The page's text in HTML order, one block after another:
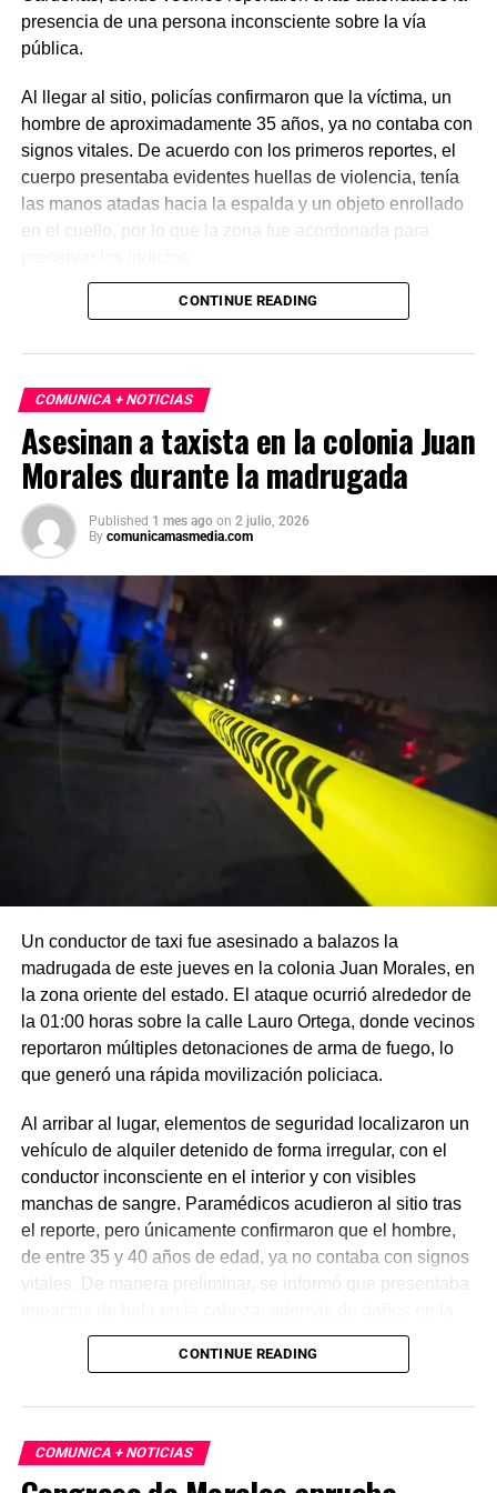
presencia de una persona inconsciente sobre la vía
pública.
Al llegar al sitio, policías confirmaron que la víctima, un
hombre de aproximadamente 35 años, ya no contaba con
signos vitales. De acuerdo con los primeros reportes, el
cuerpo presentaba evidentes huellas de violencia, tenía
las manos atadas hacia la espalda y un objeto enrollado
en el cuello, por lo que la zona fue acordonada para
Las primeras investigaciones apuntan a que el hombre
madrugada. Personal de la Fiscalía y del Servicio Médico
Forense realizó el levantamiento del cuerpo e inició la
carpeta de investigación correspondiente para esclarecer
este homicidio.
CONTINUE READING
COMUNICA + NOTICIAS
Asesinan a taxista en la colonia Juan
Morales durante la madrugada
Published 1 mes ago on 2 julio, 2026
By comunicamasmedia.com
Un conductor de taxi fue asesinado a balazos la
madrugada de este jueves en la colonia Juan Morales, en
la zona oriente del estado. El ataque ocurrió alrededor de
la 01:00 horas sobre la calle Lauro Ortega, donde vecinos
reportaron múltiples detonaciones de arma de fuego, lo
que generó una rápida movilización policiaca.
Al arribar al lugar, elementos de seguridad localizaron un
vehículo de alquiler detenido de forma irregular, con el
conductor inconsciente en el interior y con visibles
manchas de sangre. Paramédicos acudieron al sitio tras
el reporte, pero únicamente confirmaron que el hombre,
de entre 35 y 40 años de edad, ya no contaba con signos
vitales. De manera preliminar, se informó que presentaba
puerta del lado del conductor.
mientras peritos de la Fiscalía Regional Oriente
realizaron las diligencias correspondientes y el
levantamiento del cuerpo. Hasta el momento no se
CONTINUE READING
COMUNICA + NOTICIAS